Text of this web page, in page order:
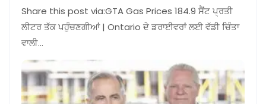
Share this post via:GTA Gas Prices 184.9 ਸੈਂਟ ਪ੍ਰਤੀ
ਲੀਟਰ ਤੱਕ ਪਹੁੰਚਣਗੀਆਂ | Ontario ਦੇ ਡਰਾਈਵਰਾਂ ਲਈ ਵੱਡੀ ਚਿੰਤਾ
ਵਾਲੀ…